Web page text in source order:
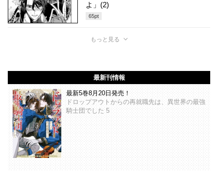
よ」(2)
65pt
もっと見る
最新刊情報
最新5巻8月20日発売！
ドロップアウトからの再就職先は、異世界の最強
騎士団でした 5